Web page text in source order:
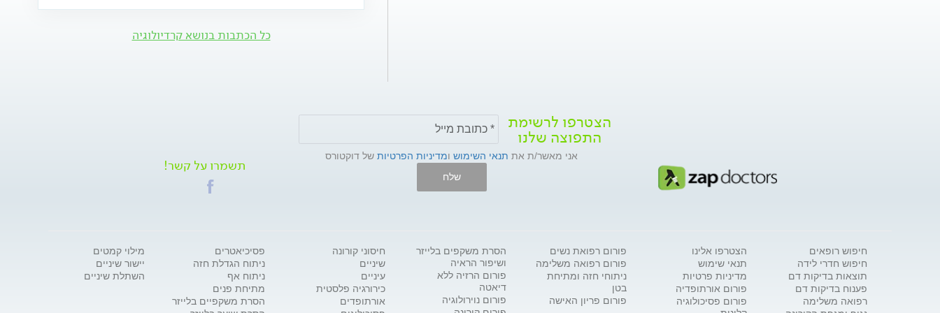
כל הכתבות בנושא קרדיולוגיה
הצטרפו לרשימת
התפוצה שלנו
אני מאשר/ת את תנאי השימוש ומדיניות הפרטיות של דוקטורס
שלח
תשמרו על קשר!
חיפוש רופאים
חיפוש חדרי לידה
תוצאות בדיקות דם
פענוח בדיקות דם
רפואה משלימה
הצטרפו אלינו
תנאי שימוש
מדיניות פרטיות
פורום אורתופדיה
פורום פסיכולוגיה
פורום רפואת נשים
פורום רפואה משלימה
ניתוחי חזה ומתיחת
בטן
פורום פריון האישה
הסרת משקפים בלייזר
ושיפור הראיה
פורום הרזיה ללא
דיאטה
פורום נוירולוגיה
חיסוני קורונה
שיניים
עיניים
כירורגיה פלסטית
אורתופדים
פסיכיאטרים
ניתוח הגדלת חזה
ניתוח אף
מתיחת פנים
הסרת משקפיים בלייזר
מילוי קמטים
יישור שיניים
השתלת שיניים